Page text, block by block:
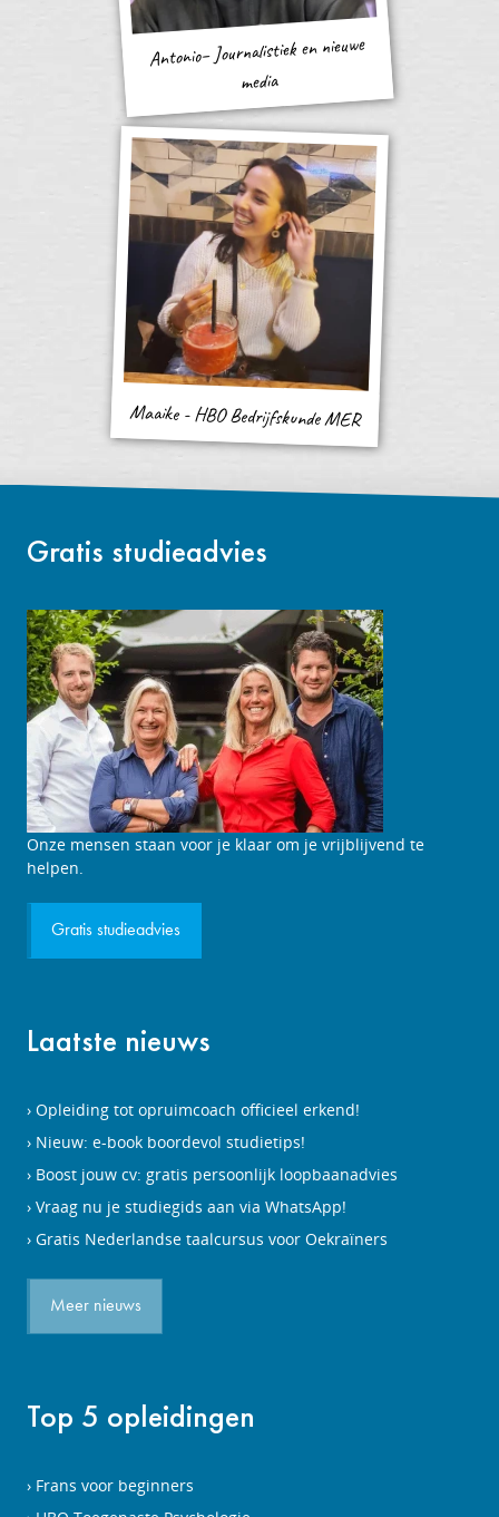
Antonio– Journalistiek en nieuwe
media
Maaike - HBO Bedrijfskunde MER
Gratis studieadvies
Onze mensen staan voor je klaar om je vrijblijvend te
helpen.
Gratis studieadvies
Laatste nieuws
Opleiding tot opruimcoach officieel erkend!
Nieuw: e-book boordevol studietips!
Boost jouw cv: gratis persoonlijk loopbaanadvies
Vraag nu je studiegids aan via WhatsApp!
Gratis Nederlandse taalcursus voor Oekraïners
Meer nieuws
Top 5 opleidingen
Frans voor beginners